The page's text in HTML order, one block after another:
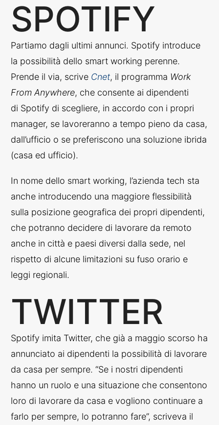
SPOTIFY
Partiamo dagli ultimi annunci. Spotify introduce
la possibilità dello smart working perenne.
Prende il via, scrive Cnet, il programma Work
From Anywhere, che consente ai dipendenti
di Spotify di scegliere, in accordo con i propri
manager, se lavoreranno a tempo pieno da casa,
dall’ufficio o se preferiscono una soluzione ibrida
(casa ed ufficio).
In nome dello smart working, l’azienda tech sta
anche introducendo una maggiore flessibilità
sulla posizione geografica dei propri dipendenti,
che potranno decidere di lavorare da remoto
anche in città e paesi diversi dalla sede, nel
rispetto di alcune limitazioni su fuso orario e
leggi regionali.
TWITTER
Spotify imita Twitter, che già a maggio scorso ha
annunciato ai dipendenti la possibilità di lavorare
da casa per sempre. “Se i nostri dipendenti
hanno un ruolo e una situazione che consentono
loro di lavorare da casa e vogliono continuare a
farlo per sempre, lo potranno fare”, scriveva il